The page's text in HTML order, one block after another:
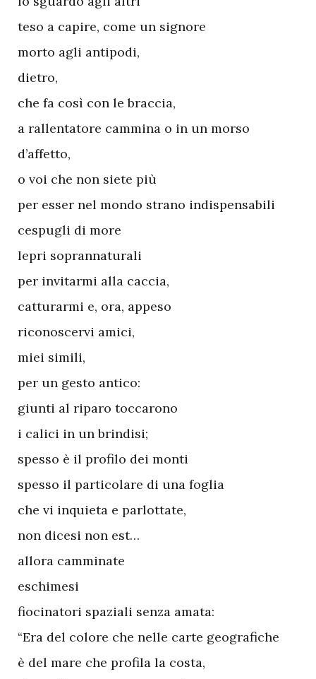
teso a capire, come un signore
morto agli antipodi,
dietro,
che fa così con le braccia,
a rallentatore cammina o in un morso
d’affetto,
o voi che non siete più
per esser nel mondo strano indispensabili
cespugli di more
lepri soprannaturali
per invitarmi alla caccia,
catturarmi e, ora, appeso
riconoscervi amici,
miei simili,
per un gesto antico:
giunti al riparo toccarono
i calici in un brindisi;
spesso è il profilo dei monti
spesso il particolare di una foglia
che vi inquieta e parlottate,
non dicesi non est…
allora camminate
eschimesi
fiocinatori spaziali senza amata:
“Era del colore che nelle carte geografiche
è del mare che profila la costa,